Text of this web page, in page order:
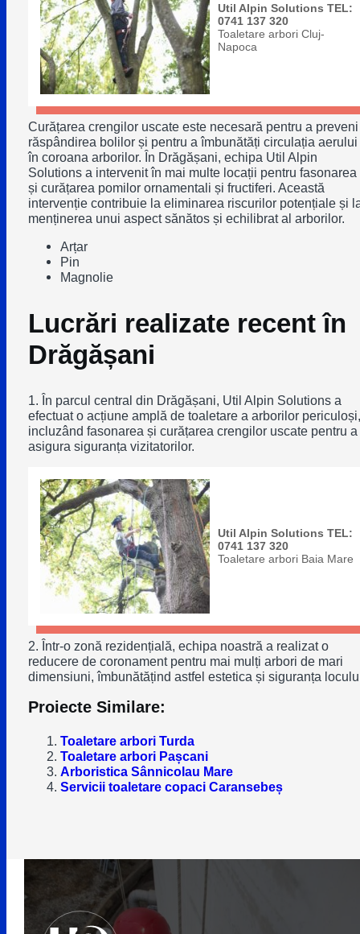
Util Alpin Solutions TEL:
0741 137 320
Toaletare arbori Cluj-
Napoca
Curățarea crengilor uscate este necesară pentru a preveni
răspândirea bolilor și pentru a îmbunătăți circulația aerului
în coroana arborilor. În Drăgășani, echipa Util Alpin
Solutions a intervenit în mai multe locații pentru fasonarea
și curățarea pomilor ornamentali și fructiferi. Această
intervenție contribuie la eliminarea riscurilor potențiale și
menținerea unui aspect sănătos și echilibrat al arborilor.
Arțar
Pin
Magnolie
Lucrări realizate recent în
Drăgășani
1. În parcul central din Drăgășani, Util Alpin Solutions a
efectuat o acțiune amplă de toaletare a arborilor periculoși,
incluzând fasonarea și curățarea crengilor uscate pentru a
asigura siguranța vizitatorilor.
Util Alpin Solutions TEL:
0741 137 320
Toaletare arbori Baia Mare
2. Într-o zonă rezidențială, echipa noastră a realizat o
reducere de coronament pentru mai mulți arbori de mari
dimensiuni, îmbunătățind astfel estetica și siguranța
Proiecte Similare:
Toaletare arbori Turda
Toaletare arbori Pașcani
Arboristica Sânnicolau Mare
Servicii toaletare copaci Caransebeș